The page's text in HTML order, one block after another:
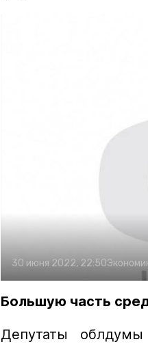
30 июня 2022, 22:50
Большую часть
Депутаты